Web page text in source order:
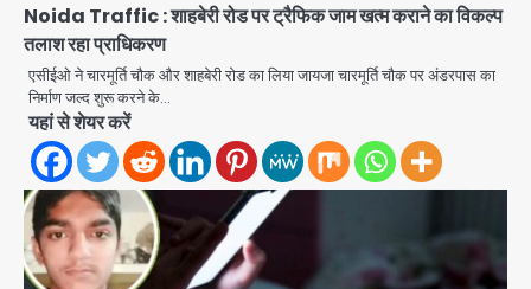
Noida Traffic : शाहबेरी रोड पर ट्रैफिक जाम खत्म कराने का विकल्प
तलाश रहा प्राधिकरण
एसीईओ ने चारमूर्ति चौक और शाहबेरी रोड का लिया जायजा चारमूर्ति चौक पर अंडरपास का
निर्माण जल्द शुरू करने के…
यहां से शेयर करें
2
आर्च में दूषित पानी में मिला ई-कोलाई, अथॉरिटी
3
थाईलैंड के स्कूल में गोलीबारी, 3 छात्रों समेत 6
लोगों की मौत; 15 घायल
Team JHJ